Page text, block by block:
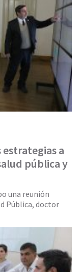
estrategias a
pública y
una reunión
Pública, doctor